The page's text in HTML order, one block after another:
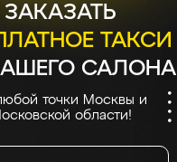
ЗАКАЗАТЬ
ТАКСИ
САЛОНА
точки Москвы и
области!